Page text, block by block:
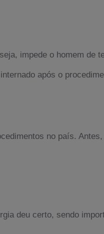
impede o homem de
após o
no país.
deu certo, sendo